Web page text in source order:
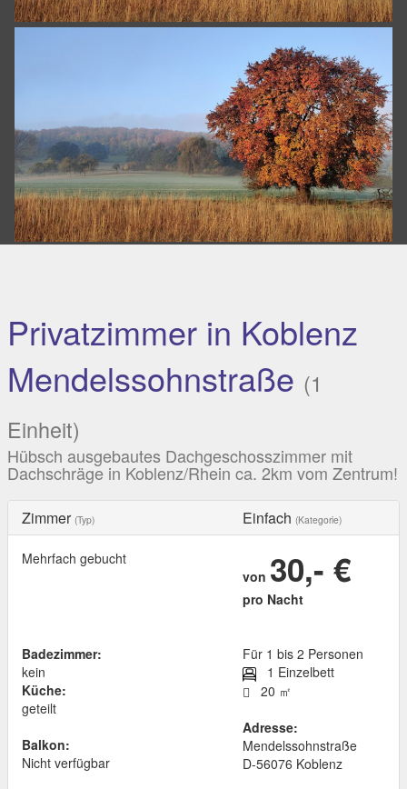
Privatzimmer in Koblenz
Mendelssohnstraße (1
Einheit)
Hübsch ausgebautes Dachgeschosszimmer mit
Dachschräge in Koblenz/Rhein ca. 2km vom Zentrum!
Zimmer (Typ) Einfach (Kategorie)
Mehrfach gebucht
von 30,- €
pro Nacht
Badezimmer:
kein
Küche:
geteilt
Balkon:
Nicht verfügbar
Für 1 bis 2 Personen
1 Einzelbett
20 ㎡
Adresse:
Mendelssohnstraße
D-56076 Koblenz